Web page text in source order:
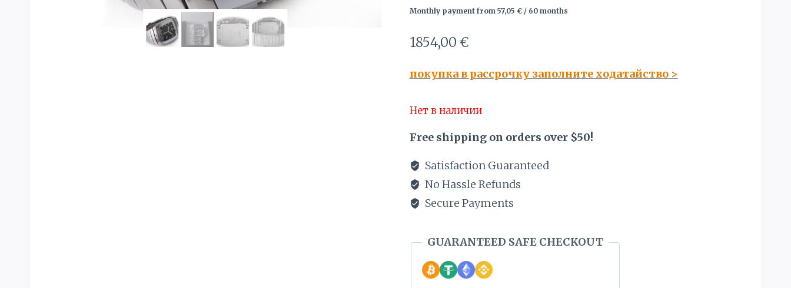
Monthly payment from 57,05 €/ 60 months
1854,00 €
покупка в рассрочку заполните ходатайство >
Нет в наличии
Free shipping on orders over $50!
Satisfaction Guaranteed
No Hassle Refunds
Secure Payments
GUARANTEED SAFE CHECKOUT